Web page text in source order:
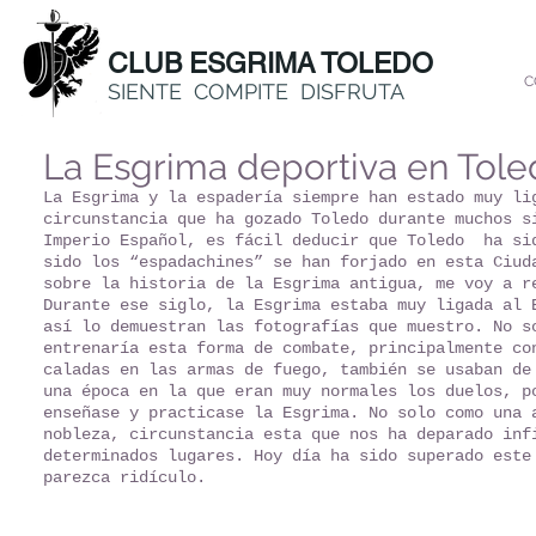
CLUB ESGRIMA TOLEDO
SIENTE COMPITE DISFRUTA
La Esgrima deportiva en
La Esgrima y la espadería siempre han estado
circunstancia que ha gozado Toledo durante
Imperio Español, es fácil deducir que Toledo ha
sido los “espadachines” se han forjado en esta
sobre la historia de la Esgrima antigua, me voy a
Durante ese siglo, la Esgrima estaba muy ligada
así lo demuestran las fotografías que muestro.
entrenaría esta forma de combate, principalmente
caladas en las armas de fuego, también se usaban
una época en la que eran muy normales los duelos,
enseñase y practicase la Esgrima. No solo
nobleza, circunstancia esta que nos ha deparado
determinados lugares. Hoy día ha sido superado
parezca ridículo.